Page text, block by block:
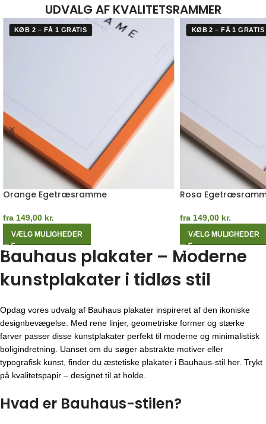
UDVALG AF KVALITETSRAMMER
KØB 2 – FÅ 1 GRATIS
Orange Egetræsramme
fra 149,00 kr.
VÆLG MULIGHEDER
KØB 2 – FÅ 1 GRATIS
Rosa
fra 149,00 kr.
VÆLG MULIGHEDER
Bauhaus plakater – Moderne
kunstplakater i tidløs stil
Opdag vores udvalg af Bauhaus plakater inspireret af den ikoniske
designbevægelse. Med rene linjer, geometriske former og stærke
farver passer disse kunstplakater perfekt til moderne og minimalistisk
boligindretning. Uanset om du søger abstrakte motiver eller
typografisk kunst, finder du æstetiske plakater i Bauhaus-stil her. Trykt
på kvalitetspapir – designet til at holde.
Hvad er Bauhaus-stilen?